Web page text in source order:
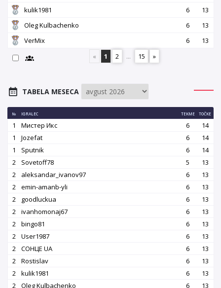
kulik1981
6
13
Oleg Kulbachenko
6
13
VerMix
6
13
«
1 2 ... 15 »
TABELA MESECA
№ IGRALEC TEKME TOČKE
1 Мистер Икс 6
14
1
Jozefat 6
14
1
Sputnik 6
14
2
Sovetoff78 5
13
2
aleksandar_ivanov97 6
13
2
emin-amanb-yli 6
13
2
goodluckua 6
13
2
ivanhomonaj67 6
13
2
bingo81 6
13
2
User1987 6
13
2
СОНЦЕ UA 6
13
2
Rostislav 6
13
2
kulik1981 6
13
2
Oleg Kulbachenko 6
13